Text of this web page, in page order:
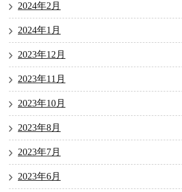
2024年2月
2024年1月
2023年12月
2023年11月
2023年10月
2023年8月
2023年7月
2023年6月